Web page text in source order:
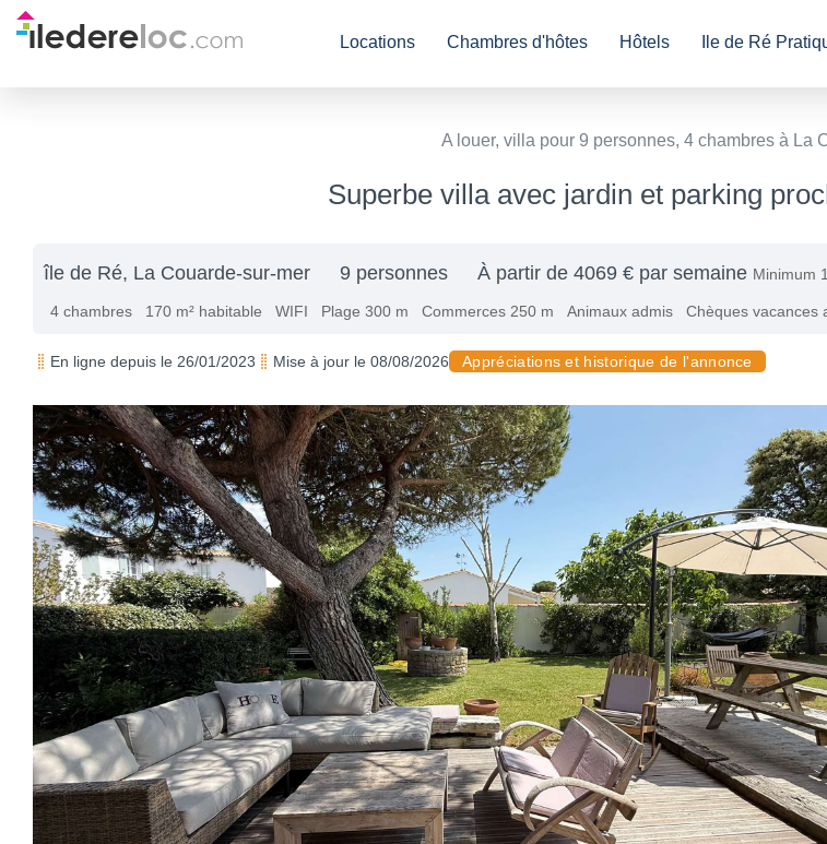
Locations Chambres d'hôtes Hôtels Ile de Ré
A louer, villa pour 9 personnes, 4 chambres à La
Superbe villa avec jardin et parking
île de Ré, La Couarde-sur-mer 9 personnes À partir de 4069 € par semaine Minimum
4 chambres 170 m² habitable WIFI Plage 300 m Commerces 250 m Animaux admis Chèques vacances
En ligne depuis le 26/01/2023 Mise à jour le 08/08/2026 Appréciations et historique de l'annonce